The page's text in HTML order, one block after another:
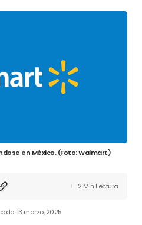
en México. (Foto: Walmart)
13 marzo, 2025
2 Min Lectura